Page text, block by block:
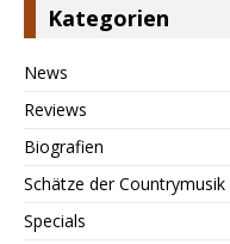
Kategorien
News
Reviews
Biografien
Schätze der Countrymusik
Specials